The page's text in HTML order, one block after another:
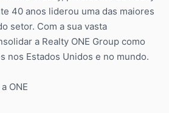
40 anos liderou uma das maiores
setor. Com a sua vasta
a Realty ONE Group como
nos Estados Unidos e no mundo.
ONE